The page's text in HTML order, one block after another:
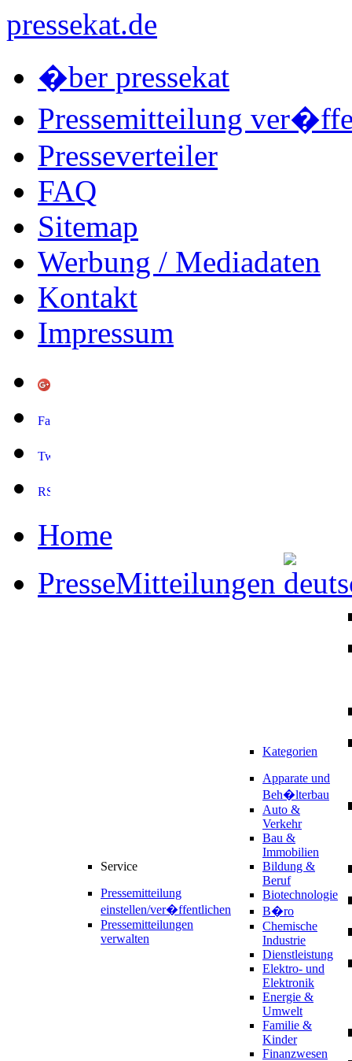
pressekat.de
�ber pressekat
Pressemitteilung
Presseverteiler
FAQ
Sitemap
Werbung / Mediadaten
Kontakt
Impressum
Home
PresseMitteilungen
Service
Pressemitteilung
einstellen/ver�ffentlichen
Pressemitteilungen
verwalten
Kategorien
Apparate und
Beh�lterbau
Auto &
Verkehr
Bau &
Immobilien
Bildung &
Beruf
Biotechnologie
B�ro
Chemische
Industrie
Dienstleistung
Elektro- und
Elektronik
Energie &
Umwelt
Familie &
Kinder
Finanzwesen